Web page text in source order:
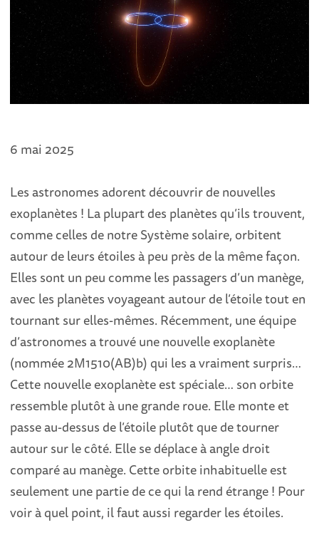
6 mai 2025
Les astronomes adorent découvrir de nouvelles
exoplanètes ! La plupart des planètes qu’ils trouvent,
comme celles de notre Système solaire, orbitent
autour de leurs étoiles à peu près de la même façon.
Elles sont un peu comme les passagers d’un manège,
avec les planètes voyageant autour de l’étoile tout en
tournant sur elles-mêmes. Récemment, une équipe
d’astronomes a trouvé une nouvelle exoplanète
(nommée 2M1510(AB)b) qui les a vraiment surpris…
Cette nouvelle exoplanète est spéciale… son orbite
ressemble plutôt à une grande roue. Elle monte et
passe au-dessus de l’étoile plutôt que de tourner
autour sur le côté. Elle se déplace à angle droit
comparé au manège. Cette orbite inhabituelle est
seulement une partie de ce qui la rend étrange ! Pour
voir à quel point, il faut aussi regarder les étoiles.